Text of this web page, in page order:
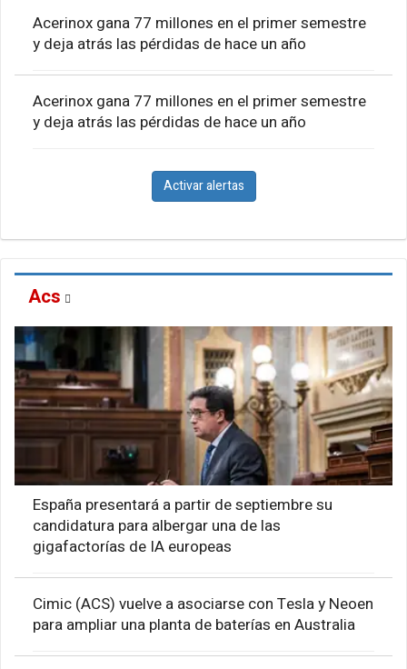
Acerinox gana 77 millones en el primer semestre
y deja atrás las pérdidas de hace un año
Acerinox gana 77 millones en el primer semestre
y deja atrás las pérdidas de hace un año
Activar alertas
Acs
España presentará a partir de septiembre su
candidatura para albergar una de las
gigafactorías de IA europeas
Cimic (ACS) vuelve a asociarse con Tesla y Neoen
para ampliar una planta de baterías en Australia